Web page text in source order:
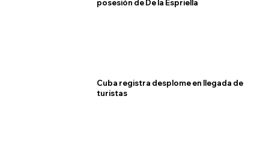
posesión de De la Espriella
Cuba registra desplome en llegada de
turistas